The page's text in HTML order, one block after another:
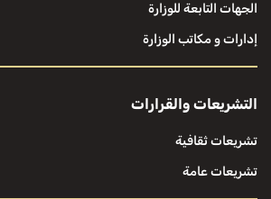
الجهات التابعة للوزارة
إدارات و مكاتب الوزارة
التشريعات والقرارات
تشريعات ثقافية
تشريعات عامة